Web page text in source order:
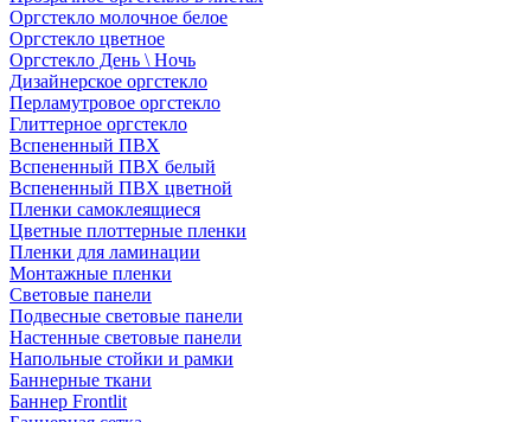
Оргстекло молочное белое
Оргстекло цветное
Оргстекло День \ Ночь
Дизайнерское оргстекло
Перламутровое оргстекло
Глиттерное оргстекло
Вспененный ПВХ
Вспененный ПВХ белый
Вспененный ПВХ цветной
Пленки самоклеящиеся
Цветные плоттерные пленки
Пленки для ламинации
Монтажные пленки
Световые панели
Подвесные световые панели
Настенные световые панели
Напольные стойки и рамки
Баннерные ткани
Баннер Frontlit